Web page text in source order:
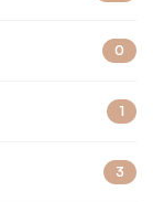
0
1
3